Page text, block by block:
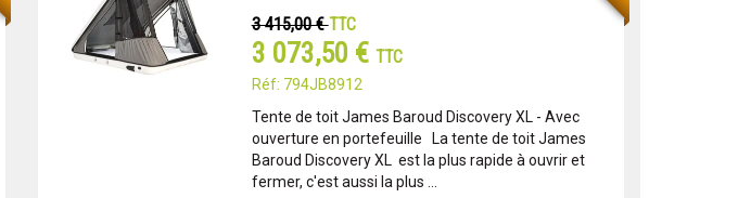
3 415,00 €TTC
3 073,50 € TTC
Réf: 794JB8912
Tente de toit James Baroud Discovery XL - Avec
ouverture en portefeuille La tente de toit James
Baroud Discovery XL est la plus rapide à ouvrir et
fermer, c'est aussi la plus ...